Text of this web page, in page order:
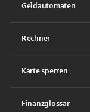
Geldautomaten
Rechner
Karte sperren
Finanzglossar